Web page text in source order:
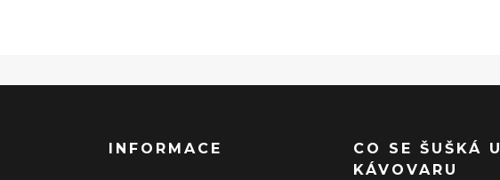
INFORMACE
CO SE ŠUŠKÁ U
KÁVOVARU